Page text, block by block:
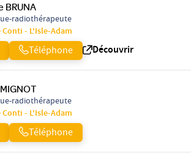
BRUNA
radiothérapeute
- L'Isle-Adam
Téléphone Découvrir
radiothérapeute
- L'Isle-Adam
Téléphone